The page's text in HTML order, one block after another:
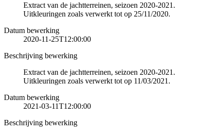
Extract van de jachtterreinen, seizoen 2020-2021.
Uitkleuringen zoals verwerkt tot op 25/11/2020.
Datum bewerking
2020-11-25T12:00:00
Beschrijving bewerking
Extract van de jachtterreinen, seizoen 2020-2021.
Uitkleuringen zoals verwerkt tot op 11/03/2021.
Datum bewerking
2021-03-11T12:00:00
Beschrijving bewerking